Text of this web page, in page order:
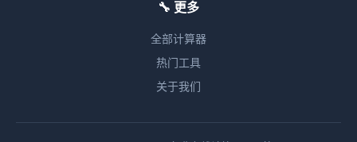
🔧 更多
全部计算器
热门工具
关于我们